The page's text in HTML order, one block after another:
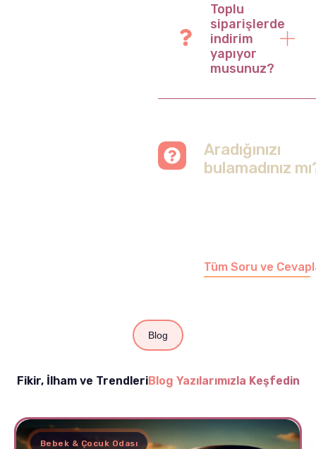
Toplu
siparişlerde
indirim
yapıyor
musunuz?
Aradığınızı
bulamadınız
Tüm Soru ve
Blog
Fikir, İlham ve TrendleriBlog Yazılarımızla Keşfedin
Bebek & Çocuk Odası